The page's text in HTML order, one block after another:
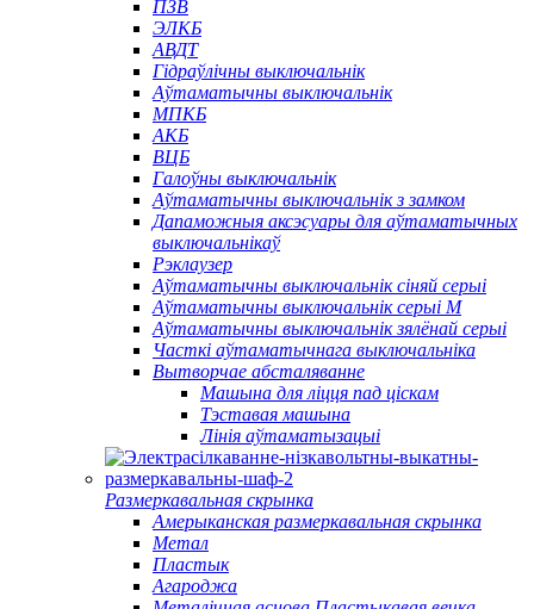
ПЗВ
ЭЛКБ
АВДТ
Гідраўлічны выключальнік
Аўтаматычны выключальнік
МПКБ
АКБ
ВЦБ
Галоўны выключальнік
Аўтаматычны выключальнік з замком
Дапаможныя аксэсуары для аўтаматычных
выключальнікаў
Рэклаузер
Аўтаматычны выключальнік сіняй серыі
Аўтаматычны выключальнік серыі M
Аўтаматычны выключальнік зялёнай серыі
Часткі аўтаматычнага выключальніка
Вытворчае абсталяванне
Машына для ліцця пад ціскам
Тэставая машына
Лінія аўтаматызацыі
Размеркавальная скрынка
Амерыканская размеркавальная скрынка
Метал
Пластык
Агароджа